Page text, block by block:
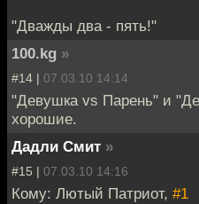
"Дважды два - пять!"
100.kg »
#14 | 07.03.10 14:14
"Девушка vs Парень" и
хорошие.
Дадли Смит »
#15 | 07.03.10 14:16
Кому: Лютый Патриот, #1